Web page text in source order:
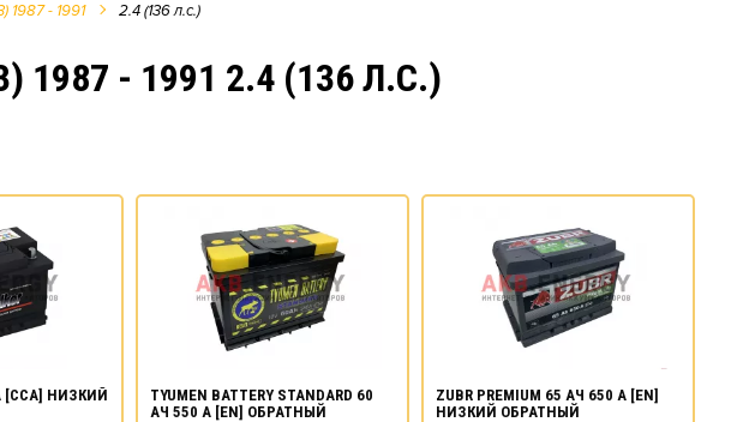
1987 - 1991 2.4 (136 л.с.)
- 1991 2.4 (136 Л.С.)
[CCA] НИЗКИЙ
TYUMEN BATTERY STANDARD 60
АЧ 550 А [EN] ОБРАТНЫЙ
ZUBR PREMIUM 65 АЧ 650 А [EN]
НИЗКИЙ ОБРАТНЫЙ